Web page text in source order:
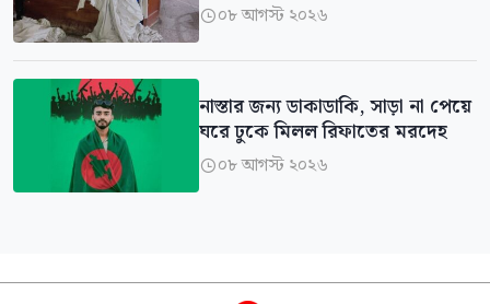
০৮ আগস্ট ২০২৬
নাস্তার জন্য ডাকাডাকি, সাড়া না পেয়ে
ঘরে ঢুকে মিলল রিফাতের মরদেহ
০৮ আগস্ট ২০২৬